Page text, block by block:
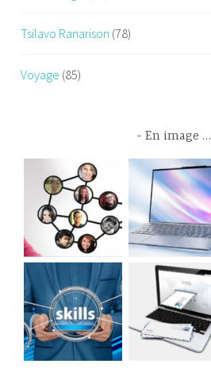
Tsilavo Ranarison (78)
Voyage (85)
En image …